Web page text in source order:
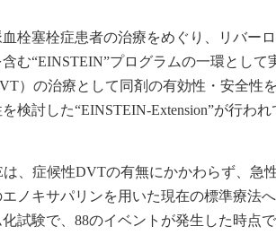
栓塞栓症患者の治療をめぐり、リバー
む“EINSTEIN”プログラムの一環とし
）の治療として同剤の有効性・安全性
検討した“EINSTEIN-Extension”が行われ
は、症候性DVTの有無にかかわらず、急
ノキサパリンを用いた現在の標準療法
試験で、88のイベントが発生した時点で